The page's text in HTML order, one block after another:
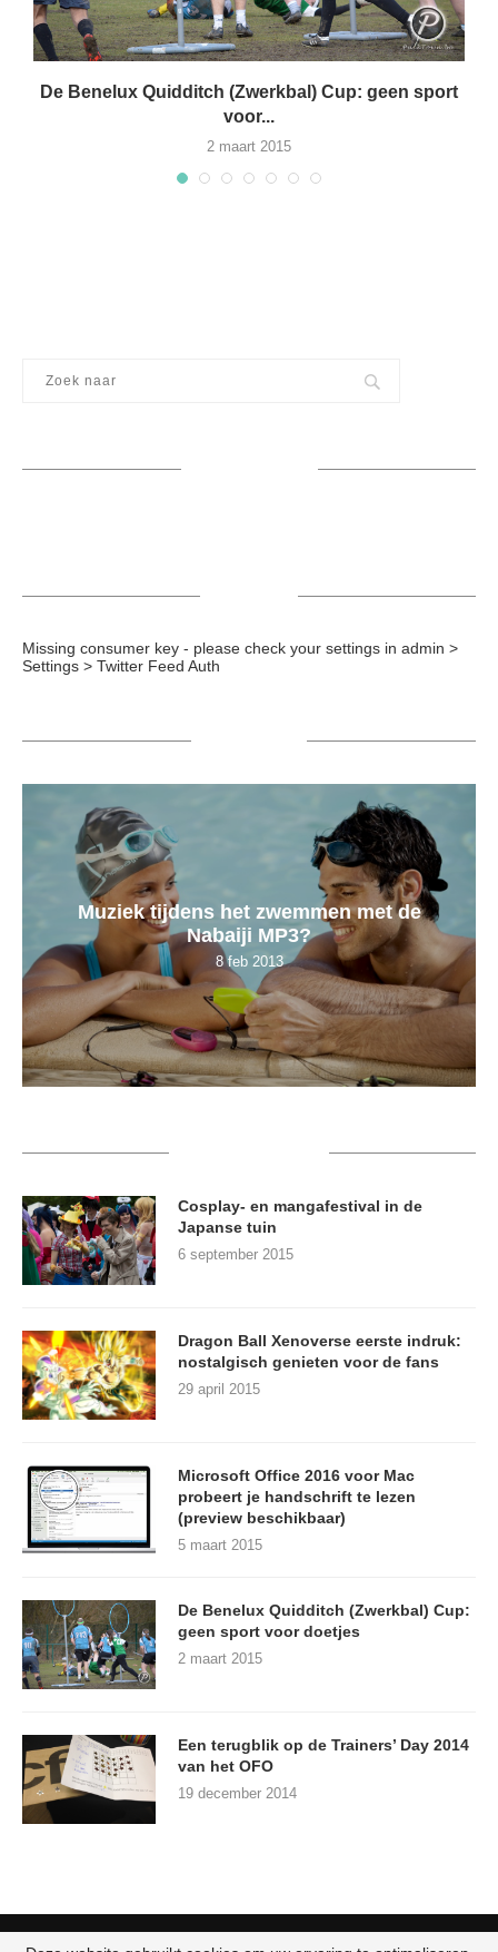
De Benelux Quidditch (Zwerkbal) Cup: geen sport
voor...
2 maart 2015
Missing consumer key - please check your settings in admin >
Settings > Twitter Feed Auth
Muziek tijdens het zwemmen met de
Nabaiji MP3?
8 feb 2013
Cosplay- en mangafestival in de
Japanse tuin
6 september 2015
Dragon Ball Xenoverse eerste indruk:
nostalgisch genieten voor de fans
29 april 2015
Microsoft Office 2016 voor Mac
probeert je handschrift te lezen
(preview beschikbaar)
5 maart 2015
De Benelux Quidditch (Zwerkbal) Cup:
geen sport voor doetjes
2 maart 2015
Een terugblik op de Trainers’ Day 2014
van het OFO
19 december 2014